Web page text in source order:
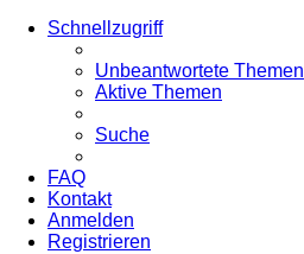
Schnellzugriff
Unbeantwortete Themen
Aktive Themen
Suche
FAQ
Kontakt
Anmelden
Registrieren